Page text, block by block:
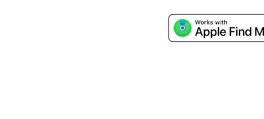
œil sur ton
Fonctionne